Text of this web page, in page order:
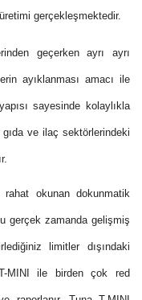
gerçekleşmektedir.
geçerken ayrı ayrı
ayıklanması amacı ile
sayesinde kolaylıkla
ve ilaç sektörlerindeki
rahat okunan dokunmatik
gerçek zamanda gelişmiş
limitler dışındaki
MINI ile birden çok red